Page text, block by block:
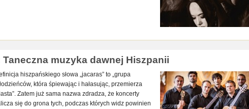
Taneczna muzyka dawnej Hiszpanii
hiszpańskiego słowa „jacaras” to „grupa
która śpiewając i hałasując, przemierza
Zatem już sama nazwa zdradza, że koncerty
się do grona tych, podczas których widz powinien